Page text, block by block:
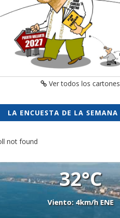
Ver todos los cartones
LA ENCUESTA DE LA SEMANA
not found
32°C
Viento: 4km/h ENE